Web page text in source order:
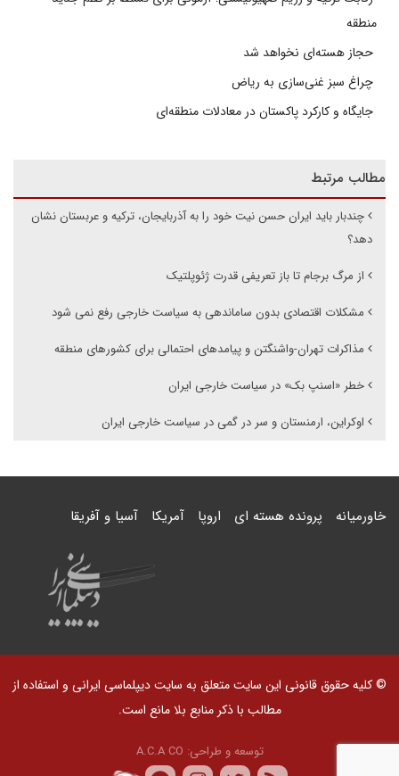
منطقه
حجاز هسته‌ای نخواهد شد
چراغ سبز غنی‌سازی به ریاض
جایگاه و کارکرد پاکستان در معادلات منطقه‌ای
مطالب مرتبط
چندبار باید ایران حسن نیت خود را به آذربایجان، ترکیه و عربستان نشان
دهد؟
از مرگ برجام تا باز تعریفی قدرت ژئوپلتیک
مشکلات اقتصادی بدون ساماندهی به سیاست خارجی رفع نمی شود
مذاکرات تهران-واشنگتن و پیامدهای احتمالی برای کشورهای منطقه
خطر «اسنپ بک» در سیاست خارجی ایران
اوکراین، ارمنستان و سر در گمی در سیاست خارجی ایران
خاورمیانه پرونده هسته ای اروپا آمریکا آسیا و آفریقا
© کلیه حقوق قانونی این سایت متعلق به سایت دیپلماسی ایرانی و استفاده از
مطالب با ذکر منابع بلا مانع است.
توسعه و طراحی: A.C.A CO